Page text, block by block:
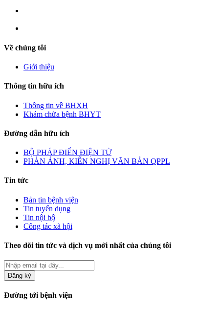
Về chúng tôi
Giới thiệu
Thông tin hữu ích
Thông tin về BHXH
Khám chữa bệnh BHYT
Đường dẫn hữu ích
BỘ PHÁP ĐIỂN ĐIỆN TỬ
PHẢN ÁNH, KIẾN NGHỊ VĂN BẢN QPPL
Tin tức
Bản tin bệnh viện
Tin tuyển dụng
Tin nội bộ
Công tác xã hội
Theo dõi tin tức và dịch vụ mới nhất của chúng tôi
Đăng ký
Đường tới bệnh viện